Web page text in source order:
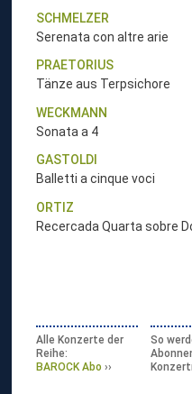
SCHMELZER
Serenata con altre arie
PRAETORIUS
Tänze aus Terpsichore
WECKMANN
Sonata a 4
GASTOLDI
Balletti a cinque voci
ORTIZ
Recercada Quarta sobre
Alle Konzerte der
Reihe:
BAROCK Abo
So